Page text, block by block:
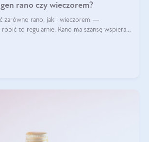
rano czy wieczorem?
zarówno rano, jak i wieczorem —
robić to regularnie. Rano ma szansę wspierać